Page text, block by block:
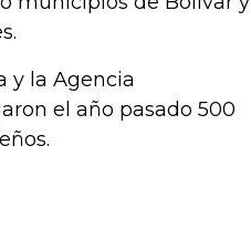
y la Agencia
el año pasado 500